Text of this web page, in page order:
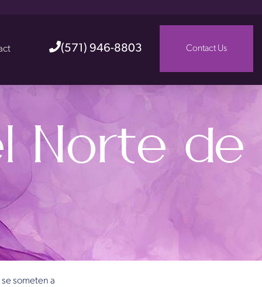
(571) 946-8803 Contact Us
Norte de
someten a